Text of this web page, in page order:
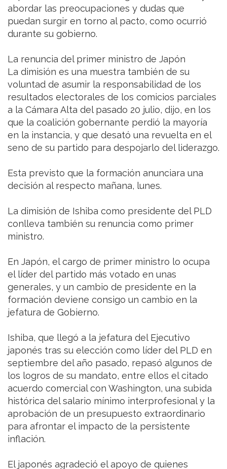
abordar las preocupaciones y dudas que
puedan surgir en torno al pacto, como ocurrió
durante su gobierno.
La renuncia del primer ministro de Japón
La dimisión es una muestra también de su
voluntad de asumir la responsabilidad de los
resultados electorales de los comicios parciales
a la Cámara Alta del pasado 20 julio, dijo, en los
que la coalición gobernante perdió la mayoría
en la instancia, y que desató una revuelta en el
seno de su partido para despojarlo del liderazgo.
Esta previsto que la formación anunciara una
decisión al respecto mañana, lunes.
La dimisión de Ishiba como presidente del PLD
conlleva también su renuncia como primer
ministro.
En Japón, el cargo de primer ministro lo ocupa
el líder del partido más votado en unas
generales, y un cambio de presidente en la
formación deviene consigo un cambio en la
jefatura de Gobierno.
Ishiba, que llegó a la jefatura del Ejecutivo
japonés tras su elección como líder del PLD en
septiembre del año pasado, repasó algunos de
los logros de su mandato, entre ellos el citado
acuerdo comercial con Washington, una subida
histórica del salario mínimo interprofesional y la
aprobación de un presupuesto extraordinario
para afrontar el impacto de la persistente
inflación.
El japonés agradeció el apoyo de quienes